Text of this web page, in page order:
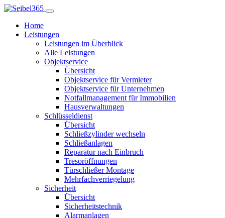
Home
Leistungen
Leistungen im Überblick
Alle Leistungen
Objektservice
Übersicht
Objektservice für Vermieter
Objektservice für Unternehmen
Notfallmanagement für Immobilien
Hausverwaltungen
Schlüsseldienst
Übersicht
Schließzylinder wechseln
Schließanlagen
Reparatur nach Einbruch
Tresoröffnungen
Türschließer Montage
Mehrfachverriegelung
Sicherheit
Übersicht
Sicherheitstechnik
Alarmanlagen